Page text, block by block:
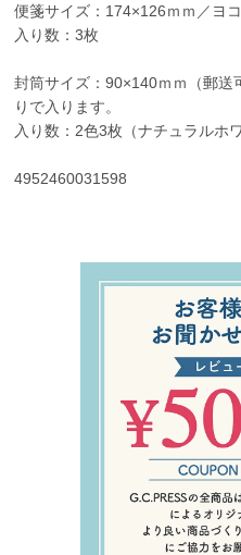
便箋サイズ：174×126ｍｍ／ヨ
入り数：3枚
封筒サイズ：90×140ｍｍ（郵送
りで入ります。
入り数：2色3枚（ナチュラルホ
4952460031598